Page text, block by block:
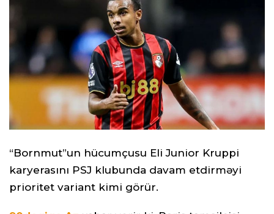
“Bornmut”un hücumçusu Eli Junior Kruppi
karyerasını PSJ klubunda davam etdirməyi
prioritet variant kimi görür.